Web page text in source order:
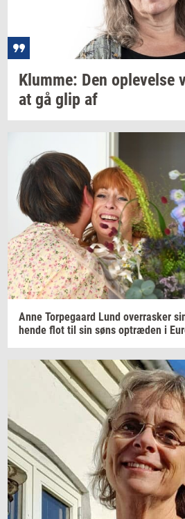
Klum­me: Den op­le­vel­se
at gå glip af
Anne Tor­pe­gaard Lund over­ra­sker
hende flot til sin søns op­træ­den i